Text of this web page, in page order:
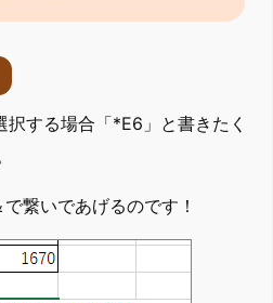
する場合「*E6」と書きたく
で繋いであげるのです！